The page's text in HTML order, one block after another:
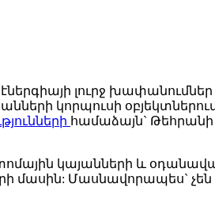
լուրջ
կորպուսի օբյեկտներում
համաձայն` Թեհրանի
կայանների և
Մասնավորապես` չեն